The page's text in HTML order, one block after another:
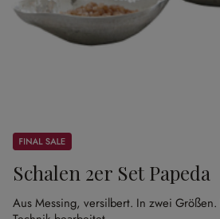
Sale
Schalen 2er Set Papeda
Aus Messing, versilbert. In zwei Größen.